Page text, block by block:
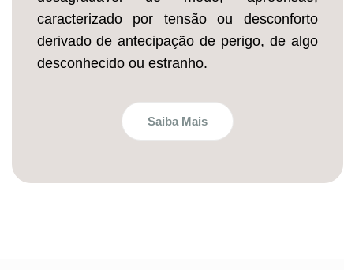
caracterizado por tensão ou desconforto
derivado de antecipação de perigo, de algo
desconhecido ou estranho.
Saiba Mais